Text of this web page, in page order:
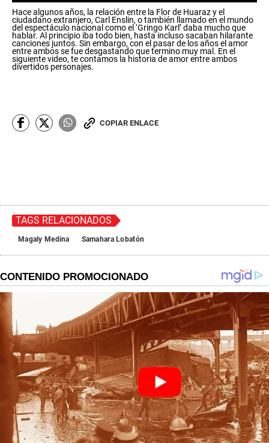
s
e
c
o
n
d
e
c
Hace algunos años, la relación entre la Flor de Huaraz y el
ciudadano extranjero, Carl Enslin, o también llamado en el mundo
del espectáculo nacional como el ‘Gringo Karl’ daba mucho que
hablar. Al principio iba todo bien, hasta incluso sacaban hilarante
canciones juntos. Sin embargo, con el pasar de los años el amor
entre ambos se fue desgastando que termino muy mal. En el
siguiente video, te contamos la historia de amor entre ambos
divertidos personajes.
COPIAR ENLACE
TAGS RELACIONADOS
Magaly Medina Samahara Lobatón